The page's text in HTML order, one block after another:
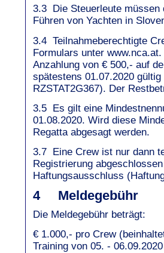
3.3 Die Steuerleute müssen
Führen von Yachten in
3.4 Teilnahmeberechtigte
Formulars unter
Anzahlung von € 500,- auf
spätestens 01.07.2020
RZSTAT2G367). Der
3.5 Es gilt eine
01.08.2020. Wird diese
Regatta abgesagt werden.
3.7 Eine Crew ist nur dann
Registrierung
Haftungsausschluss
4 Meldegebühr
Die Meldegebühr beträgt:
€ 1.000,- pro Crew
Training von 05. -